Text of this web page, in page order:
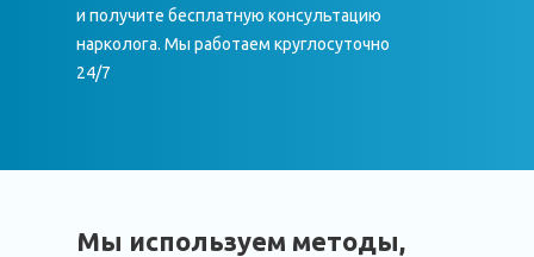
и получите бесплатную консультацию
нарколога. Мы работаем круглосуточно
24/7
Мы используем методы,